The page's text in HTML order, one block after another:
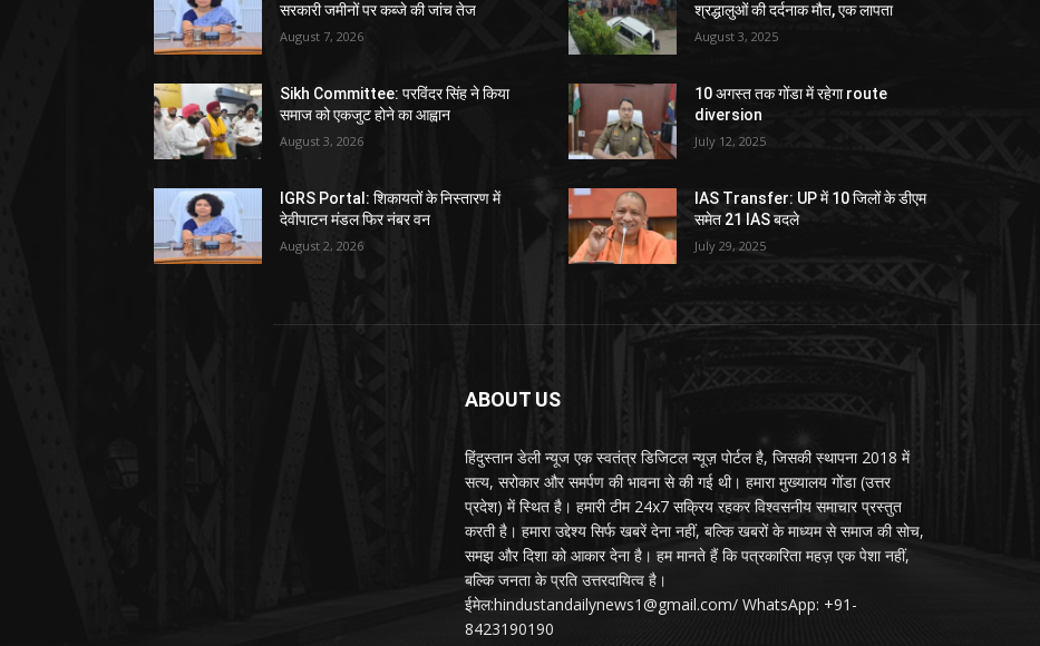
सरकारी जमीनों पर कब्जे की जांच तेज
August 7, 2026
Sikh Committee: परविंदर सिंह ने किया
समाज को एकजुट होने का आह्वान
August 3, 2026
IGRS Portal: शिकायतों के निस्तारण में
देवीपाटन मंडल फिर नंबर वन
August 2, 2026
श्रद्धालुओं की दर्दनाक मौत, एक लापता
August 3, 2025
10 अगस्त तक गोंडा में रहेगा route
diversion
July 12, 2025
IAS Transfer: UP में 10 जिलों के डीएम
समेत 21 IAS बदले
July 29, 2025
ABOUT US
हिंदुस्तान डेली न्यूज एक स्वतंत्र डिजिटल न्यूज़ पोर्टल है, जिसकी स्थापना 2018 में
सत्य, सरोकार और समर्पण की भावना से की गई थी। हमारा मुख्यालय गोंडा (उत्तर
प्रदेश) में स्थित है। हमारी टीम 24x7 सक्रिय रहकर विश्वसनीय समाचार प्रस्तुत
करती है। हमारा उद्देश्य सिर्फ खबरें देना नहीं, बल्कि खबरों के माध्यम से समाज की सोच,
समझ और दिशा को आकार देना है। हम मानते हैं कि पत्रकारिता महज़ एक पेशा नहीं,
बल्कि जनता के प्रति उत्तरदायित्व है।
ईमेल:hindustandailynews1@gmail.com/ WhatsApp: +91-
8423190190